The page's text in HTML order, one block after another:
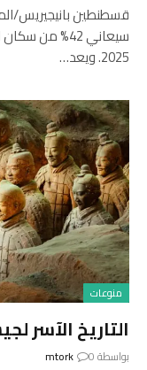
قسطنطين بانيجيريس/
سيعاني 42%
2025. ويعد…
منوعات
التاريخ الآسر
بواسطة mtork 0